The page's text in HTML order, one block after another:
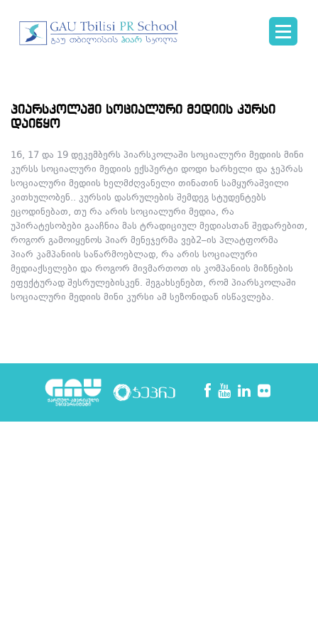
პიარსკოლაში სოციალური მედიის კურსი
დაიწყო
16, 17 და 19 დეკემბერს პიარსკოლაში სოციალური მედიის მინი
კურსს სოციალური მედიის ექსპერტი დოდი ხარხელი და ჯეპრას
სოციალური მედიის ხელმძღვანელი თინათინ სამყურაშვილი
კითხულობენ.. კურსის დასრულების შემდეგ სტუდენტებს
ეცოდინებათ, თუ რა არის სოციალური მედია, რა
უპირატესობები გააჩნია მას ტრადიციულ მედიასთან შედარებით,
როგორ გამოიყენოს პიარ მენეჯერმა ვებ2–ის პლატფორმა
პიარ კამპანიის საწარმოებლად, რა არის სოციალური
მედიაქსელები და როგორ მივმართოთ ის კომპანიის მიზნების
ეფექტურად შესრულებისკენ. შეგახსენებთ, რომ პიარსკოლაში
სოციალური მედიის მინი კურსი ამ სეზონიდან ისწავლება.